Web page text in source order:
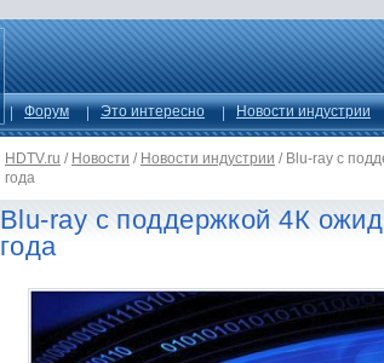
Форум Это интересно Новости индустрии
HDTV.ru / Новости / Новости индустрии / Blu-ray с
года
Blu-ray с поддержкой 4К
года